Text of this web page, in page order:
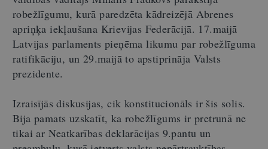
robežlīgumu, kurā paredzēta kādreizējā Abrenes
apriņķa iekļaušana Krievijas Federācijā. 17.maijā
Latvijas parlaments pieņēma likumu par robežlīguma
ratifikāciju, un 29.maijā to apstiprināja Valsts
prezidente.
Izraisījās diskusijas, cik konstitucionāls ir šis solis.
Bija pamats uzskatīt, ka robežlīgums ir pretrunā ne
tikai ar Neatkarības deklarācijas 9.pantu un